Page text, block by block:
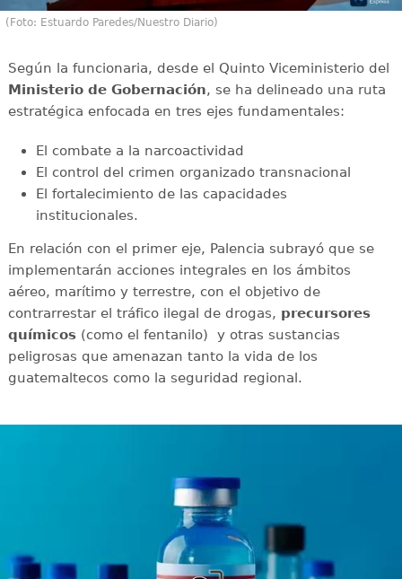
(Foto: Estuardo Paredes/Nuestro Diario)
Según la funcionaria, desde el Quinto Viceministerio del
Ministerio de Gobernación, se ha delineado una ruta
estratégica enfocada en tres ejes fundamentales:
El combate a la narcoactividad
El control del crimen organizado transnacional
El fortalecimiento de las capacidades
institucionales.
En relación con el primer eje, Palencia subrayó que se
implementarán acciones integrales en los ámbitos
aéreo, marítimo y terrestre, con el objetivo de
contrarrestar el tráfico ilegal de drogas, precursores
químicos (como el fentanilo)
y otras sustancias
peligrosas que amenazan tanto la vida de los
guatemaltecos como la seguridad regional.